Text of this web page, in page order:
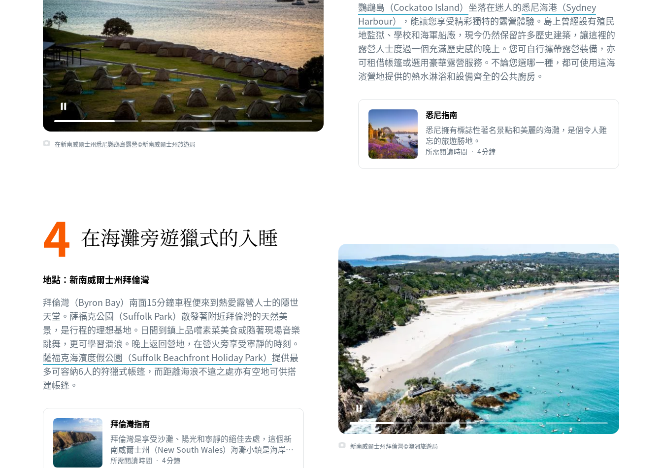
在新南威爾士州悉尼鸚鵡島露營©新南威爾士州旅遊局
鸚鵡島（Cockatoo Island） 坐落在迷人的悉尼海港（Sydney
Harbour）
，能讓您享受精彩獨特的露營體驗。島上曾經設有殖民
地監獄、學校和海軍船廠，現今仍然保留許多歷史建築，讓這裡的
露營人士度過一個充滿歷史感的晚上。您可自行攜帶露營裝備，亦
可租借帳篷或選用豪華露營服務。不論您選哪一種，都可使用這海
濱營地提供的熱水淋浴和設備齊全的公共廚房。
悉尼指南
悉尼擁有標誌性著名景點和美麗的海灘，是個令人難
忘的旅遊勝地。
所需閱讀時間 • 4分鐘
新南威爾士州拜倫灣©澳洲旅遊局
4 在海灘旁遊獵式的入睡
地點：新南威爾士州拜倫灣
拜倫灣（Byron Bay）南面15分鐘車程便來到熱愛露營人士的隱世
天堂。薩福克公園（Suffolk Park）散發著附近拜倫灣的天然美
景，是行程的理想基地。日間到鎮上品嚐素菜美食或隨著現場音樂
跳舞，更可學習滑浪。晚上返回營地，在營火旁享受寧靜的時刻。
薩福克海濱度假公園（Suffolk Beachfront Holiday Park） 提供最
多可容納6人的狩獵式帳篷，而距離海浪不遠之處亦有空地可供搭
建帳篷。
拜倫灣指南
拜倫灣是享受沙灘、陽光和寧靜的絕佳去處，這個新
南威爾士州（New South Wales）海灘小鎮是海岸區
的天堂。
所需閱讀時間 • 4分鐘